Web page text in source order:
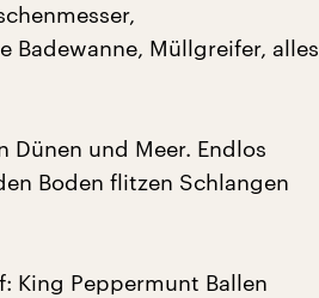
Badewanne, Müllgreifer, alles
Dünen und Meer. Endlos
Boden flitzen Schlangen
King Peppermunt Ballen